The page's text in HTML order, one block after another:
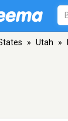
» Utah »